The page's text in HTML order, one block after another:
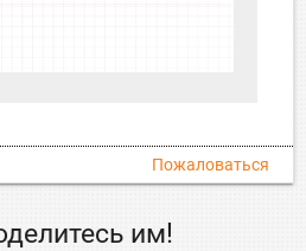
Пожаловаться
им!